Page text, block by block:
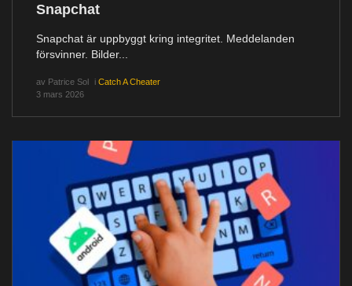
Snapchat
Snapchat är uppbyggt kring integritet. Meddelanden
försvinner. Bilder...
av Patrice Sol i Catch A Cheater
3 mars 2026